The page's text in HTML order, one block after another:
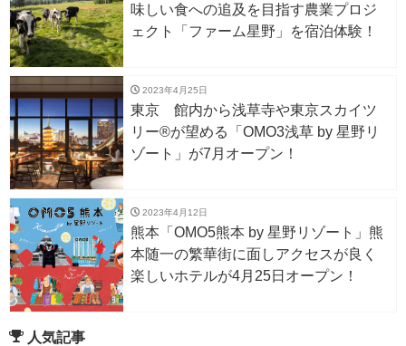
味しい食への追及を目指す農業プロジ
ェクト「ファーム星野」を宿泊体験！
2023年4月25日
東京 館内から浅草寺や東京スカイツ
リー®が望める「OMO3浅草 by 星野リ
ゾート」が7月オープン！
2023年4月12日
熊本「OMO5熊本 by 星野リゾート」熊
本随一の繁華街に面しアクセスが良く
楽しいホテルが4月25日オープン！
人気記事